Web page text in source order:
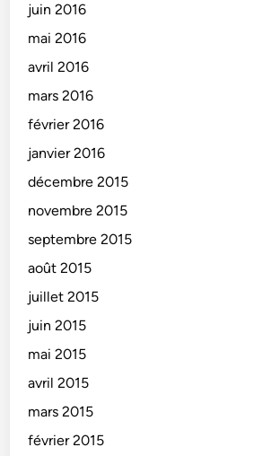
juin 2016
mai 2016
avril 2016
mars 2016
février 2016
janvier 2016
décembre 2015
novembre 2015
septembre 2015
août 2015
juillet 2015
juin 2015
mai 2015
avril 2015
mars 2015
février 2015